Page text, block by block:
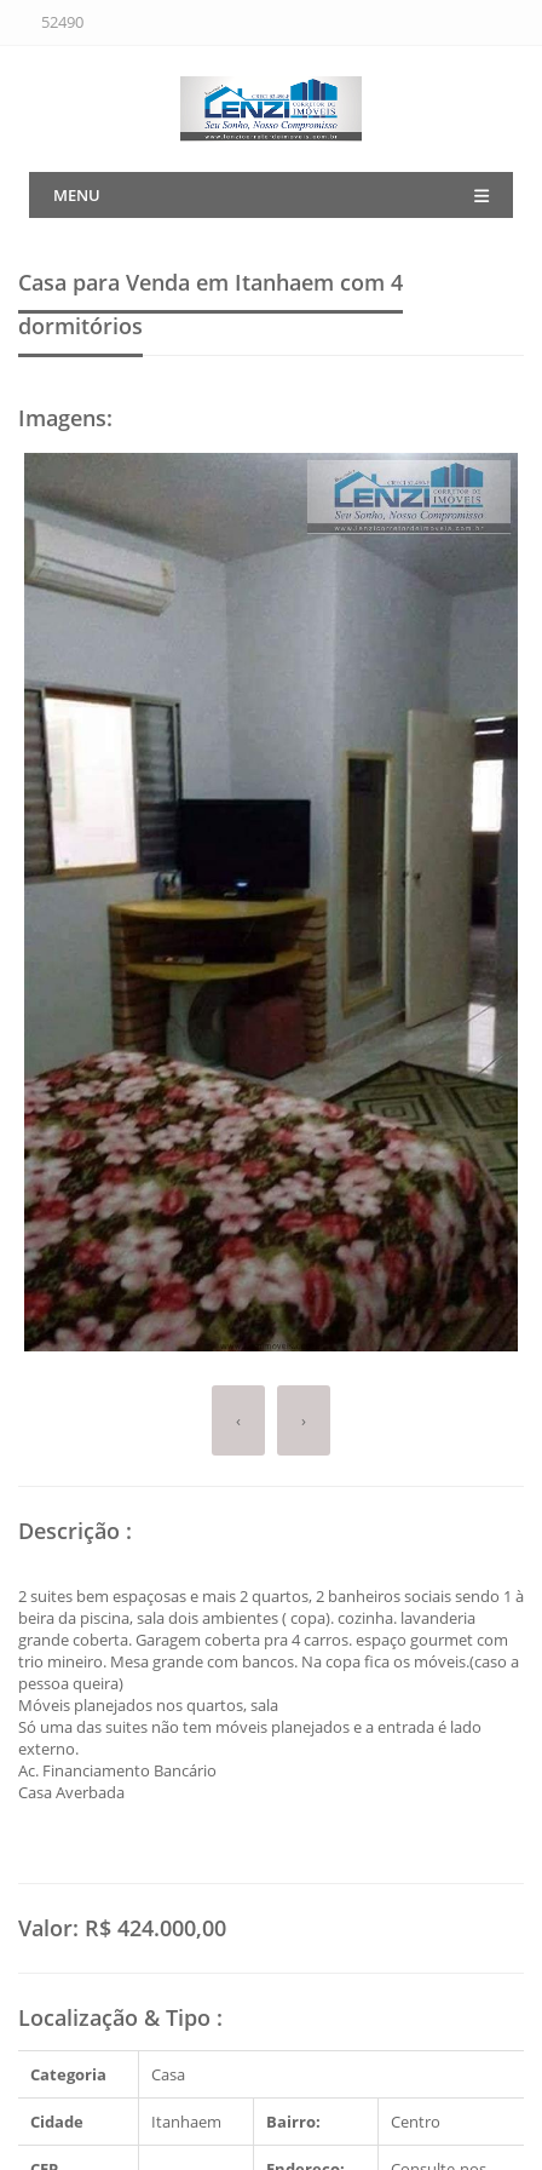
52490
MENU
Casa para Venda em Itanhaem com 4
dormitórios
Imagens:
‹ ›
Descrição :
2 suites bem espaçosas e mais 2 quartos, 2 banheiros sociais sendo 1 à
beira da piscina, sala dois ambientes ( copa). cozinha. lavanderia
grande coberta. Garagem coberta pra 4 carros. espaço gourmet com
trio mineiro. Mesa grande com bancos. Na copa fica os móveis.(caso a
pessoa queira)
Móveis planejados nos quartos, sala
Só uma das suites não tem móveis planejados e a entrada é lado
externo.
Ac. Financiamento Bancário
Casa Averbada
Valor: R$ 424.000,00
Localização & Tipo :
Categoria Casa
Cidade Itanhaem Bairro: Centro